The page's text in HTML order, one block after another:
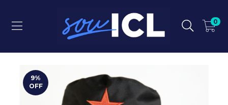
0
9%
OFF